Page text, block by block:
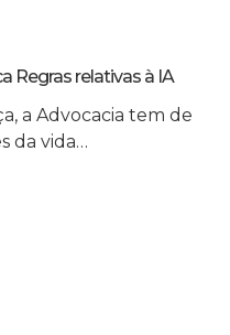
Regras relativas à IA
a Advocacia tem de
da vida…